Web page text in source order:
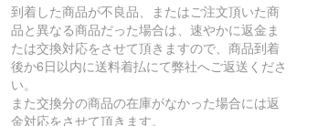
到着した商品が不良品、またはご注文頂いた商
品と異なる商品だった場合は、速やかに返金ま
たは交換対応をさせて頂きますので、商品到着
後か6日以内に送料着払にて弊社へご返送くださ
い。
また交換分の商品の在庫がなかった場合には返
金対応をさせて頂きます。